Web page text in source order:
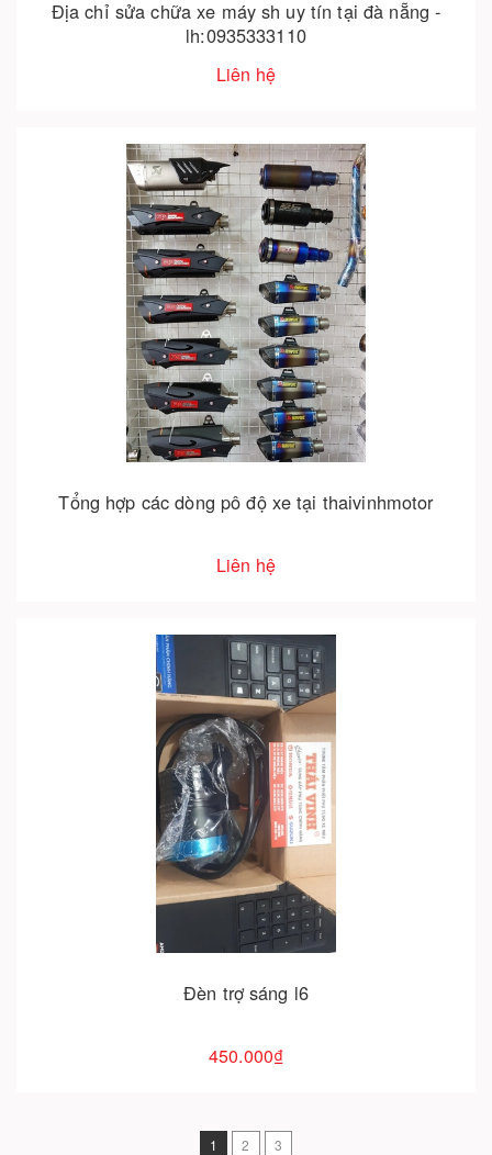
Địa chỉ sửa chữa xe máy sh uy tín tại đà nẵng -
lh:0935333110
Liên hệ
Tổng hợp các dòng pô độ xe tại thaivinhmotor
Liên hệ
Đèn trợ sáng l6
450.000₫
Cho vào giỏ hàng
1 2 3